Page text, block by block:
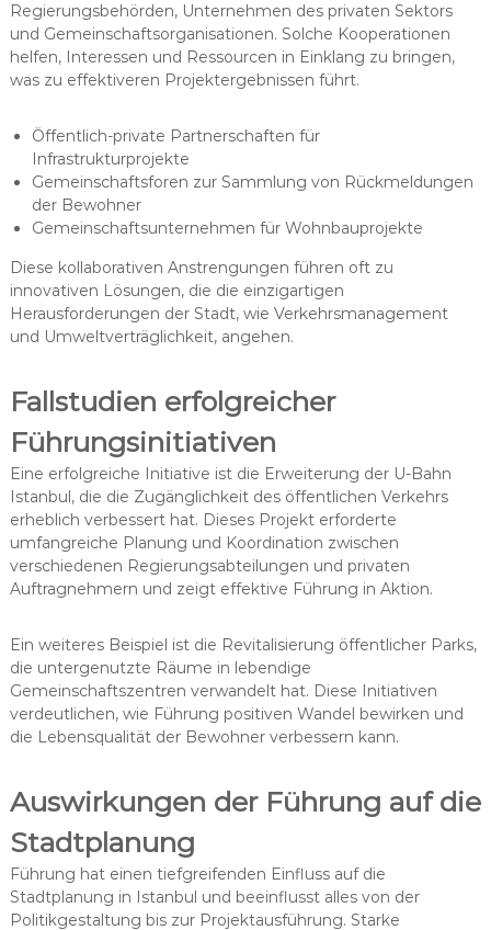
Regierungsbehörden, Unternehmen des privaten Sektors
und Gemeinschaftsorganisationen. Solche Kooperationen
helfen, Interessen und Ressourcen in Einklang zu bringen,
was zu effektiveren Projektergebnissen führt.
Öffentlich-private Partnerschaften für
Infrastrukturprojekte
Gemeinschaftsforen zur Sammlung von Rückmeldungen
der Bewohner
Gemeinschaftsunternehmen für Wohnbauprojekte
Diese kollaborativen Anstrengungen führen oft zu
innovativen Lösungen, die die einzigartigen
Herausforderungen der Stadt, wie Verkehrsmanagement
und Umweltverträglichkeit, angehen.
Fallstudien erfolgreicher
Führungsinitiativen
Eine erfolgreiche Initiative ist die Erweiterung der U-Bahn
Istanbul, die die Zugänglichkeit des öffentlichen Verkehrs
erheblich verbessert hat. Dieses Projekt erforderte
umfangreiche Planung und Koordination zwischen
verschiedenen Regierungsabteilungen und privaten
Auftragnehmern und zeigt effektive Führung in Aktion.
Ein weiteres Beispiel ist die Revitalisierung öffentlicher Parks,
die untergenutzte Räume in lebendige
Gemeinschaftszentren verwandelt hat. Diese Initiativen
verdeutlichen, wie Führung positiven Wandel bewirken und
die Lebensqualität der Bewohner verbessern kann.
Auswirkungen der Führung auf die
Stadtplanung
Führung hat einen tiefgreifenden Einfluss auf die
Stadtplanung in Istanbul und beeinflusst alles von der
Politikgestaltung bis zur Projektausführung. Starke